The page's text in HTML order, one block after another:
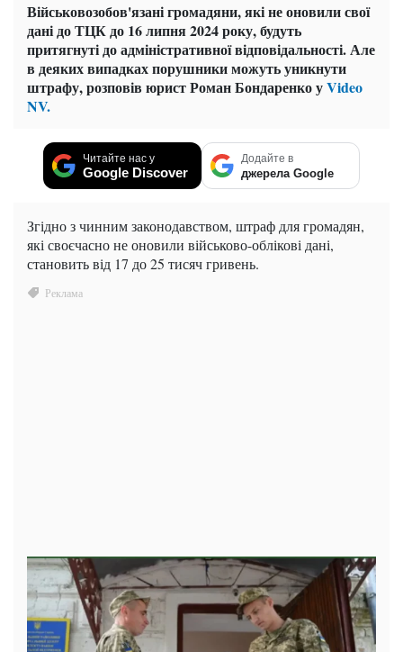
Військовозобов'язані громадяни, які не оновили свої
дані до ТЦК до 16 липня 2024 року, будуть
притягнуті до адміністративної відповідальності. Але
в деяких випадках порушники можуть уникнути
штрафу, розповів юрист Роман Бондаренко уVideo
NV.
Читайте нас у
Google Discover
Додайте в
джерела Google
Згідно з чинним законодавством, штраф для громадян,
які своєчасно не оновили військово-облікові дані,
становить від 17 до 25 тисяч гривень.